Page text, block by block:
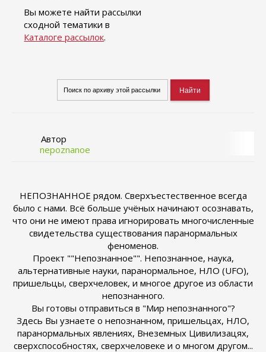
Вы можете найти рассылки
сходной тематики в
Каталоге рассылок.
Автор
nepoznanoe
НЕПОЗНАННОЕ рядом. Сверхъестественное всегда
было с нами. Всё больше учёных начинают осознавать,
что они не имеют права игнорировать многочисленные
свидетельства существования паранормальных
феноменов.
Проект ""Непознанное"". Непознанное, наука,
альтернативные науки, паранормальное, НЛО (UFO),
пришельцы, сверхчеловек, и многое другое из области
непознанного.
Вы готовы отправиться в "Мир непознанного"?
Здесь Вы узнаете о непознанном, пришельцах, НЛО,
паранормальных явлениях, Внеземных Цивилизацях,
сверхспособностях, сверхчеловеке и о многом другом...